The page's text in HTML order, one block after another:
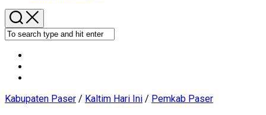
Kabupaten Paser / Kaltim Hari Ini / Pemkab Paser